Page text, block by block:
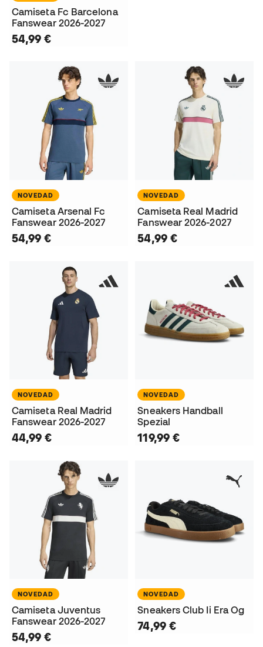
Camiseta Fc Barcelona
Fanswear 2026-2027
54,99 €
NOVEDAD
Camiseta Arsenal Fc
Fanswear 2026-2027
54,99 €
NOVEDAD
Camiseta Real Madrid
Fanswear 2026-2027
54,99 €
NOVEDAD
Camiseta Real Madrid
Fanswear 2026-2027
44,99 €
NOVEDAD
Sneakers Handball
Spezial
119,99 €
NOVEDAD
Camiseta Juventus
Fanswear 2026-2027
54,99 €
NOVEDAD
Sneakers Club Ii Era Og
74,99 €